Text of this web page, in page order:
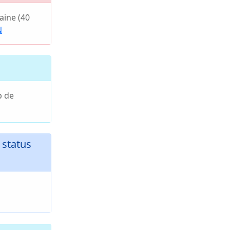
(40
de